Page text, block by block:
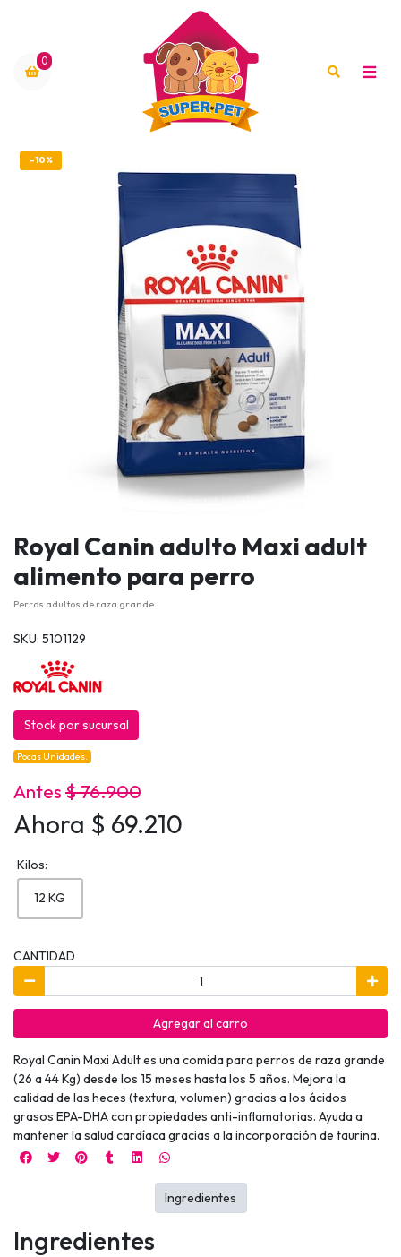
0
-10%
Royal Canin adulto Maxi adult
alimento para perro
Perros adultos de raza grande.
SKU: 5101129
Stock por sucursal
Pocas Unidades.
Antes$ 76.900
Ahora $ 69.210
Kilos:
12 KG
CANTIDAD
Agregar al carro
Royal Canin Maxi Adult es una comida para perros de raza grande
(26 a 44 Kg) desde los 15 meses hasta los 5 años. Mejora la
calidad de las heces (textura, volumen) gracias a los ácidos
grasos EPA-DHA con propiedades anti-inflamatorias. Ayuda a
mantener la salud cardíaca gracias a la incorporación de taurina.
Ingredientes
Ingredientes